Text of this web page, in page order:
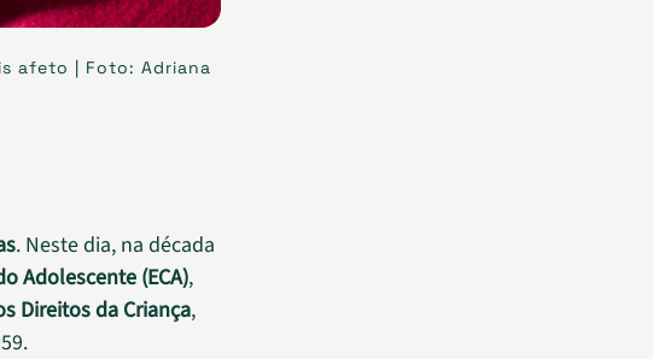
afeto | Foto: Adriana
. Neste dia, na década
Adolescente (ECA),
Direitos da Criança,